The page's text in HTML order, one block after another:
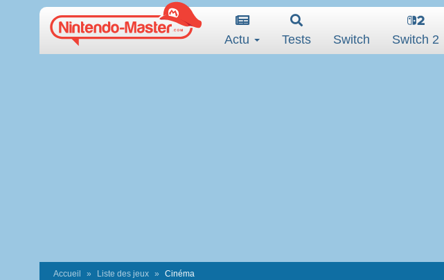
Actu Tests Switch Switch 2
Accueil Liste des jeux Cinéma